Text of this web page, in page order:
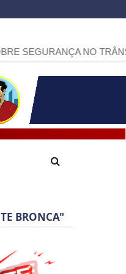
NO TRÂNSITO CHEGA
BRONCA"